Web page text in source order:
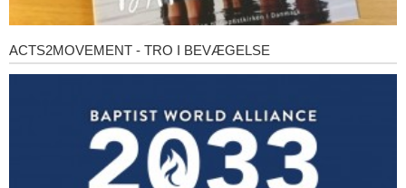
Acts2Movement
ACTS2MOVEMENT - TRO I BEVÆGELSE